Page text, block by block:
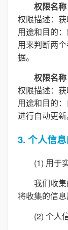
权限名
权限描述：
用途和目的
用来判断两
据。
权限名
权限描述：
用途和目的
进行自动更新
3. 个人信
(1) 用于
我们收
将收集的信
(2) 个人